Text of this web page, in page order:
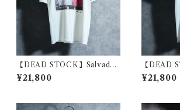
【DEAD STOCK】Salvador
Dali Print T-Shirts “Still Lif
e – Fast Moving” サバドー
¥21,800
【DEAD
Dali Print
scovery
¥21,800